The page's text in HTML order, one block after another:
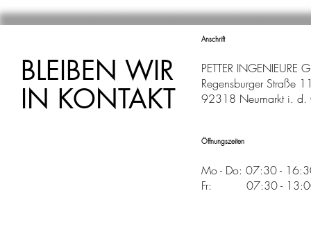
BLEIBEN WIR
IN KONTAKT
Anschrift
PETTER INGENIEURE
Regensburger Straße
92318 Neumarkt i. d.
Öffnungszeiten
Mo - Do: 07:30 -
Fr: 07:30 -